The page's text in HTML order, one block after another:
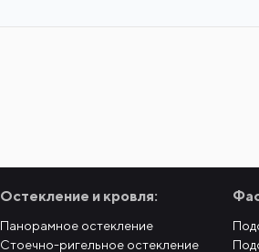
Остекление и кровля:
Панорамное остекление
Стоечно-ригельное остекление